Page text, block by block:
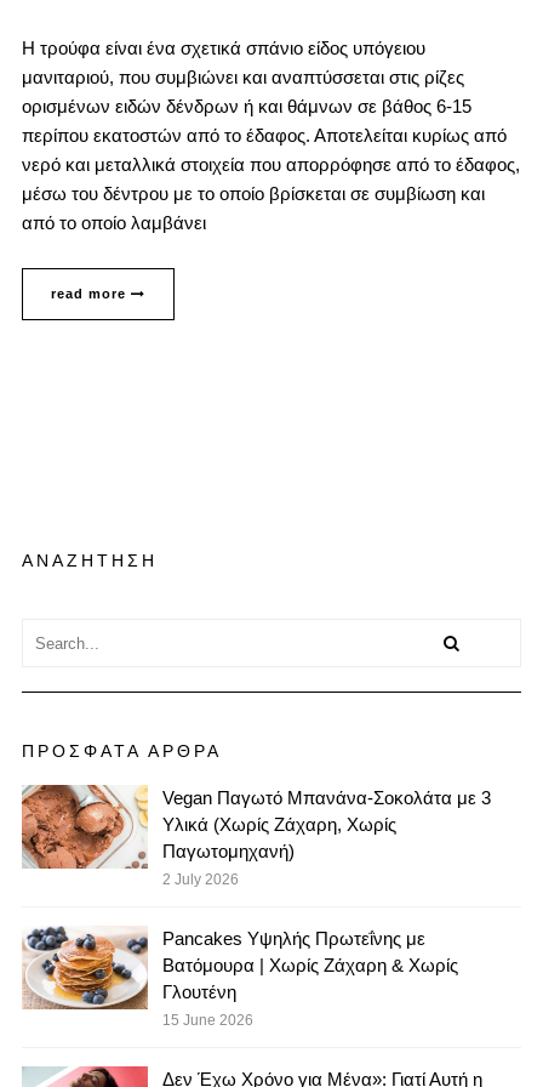
Η τρούφα είναι ένα σχετικά σπάνιο είδος υπόγειου
μανιταριού, που συμβιώνει και αναπτύσσεται στις ρίζες
ορισμένων ειδών δένδρων ή και θάμνων σε βάθος 6-15
περίπου εκατοστών από το έδαφος. Αποτελείται κυρίως από
νερό και μεταλλικά στοιχεία που απορρόφησε από το έδαφος,
μέσω του δέντρου με το οποίο βρίσκεται σε συμβίωση και
από το οποίο λαμβάνει
read more
ΑΝΑΖΗΤΗΣΗ
ΠΡΟΣΦΑΤΑ ΑΡΘΡΑ
Vegan Παγωτό Μπανάνα-Σοκολάτα με 3
Υλικά (Χωρίς Ζάχαρη, Χωρίς
Παγωτομηχανή)
2 July 2026
Pancakes Υψηλής Πρωτεΐνης με
Βατόμουρα | Χωρίς Ζάχαρη & Χωρίς
Γλουτένη
15 June 2026
Δεν Έχω Χρόνο για Μένα»: Γιατί Αυτή η